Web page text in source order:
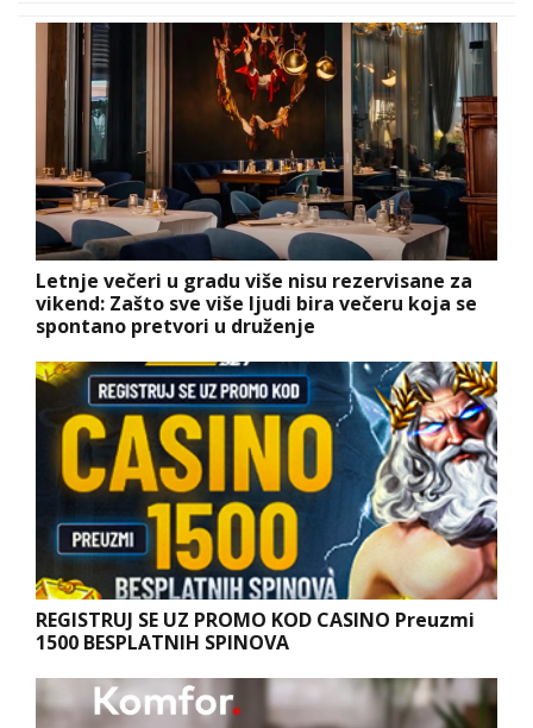
Letnje večeri u gradu više nisu rezervisane za
vikend: Zašto sve više ljudi bira večeru koja se
spontano pretvori u druženje
REGISTRUJ SE UZ PROMO KOD CASINO Preuzmi
1500 BESPLATNIH SPINOVA